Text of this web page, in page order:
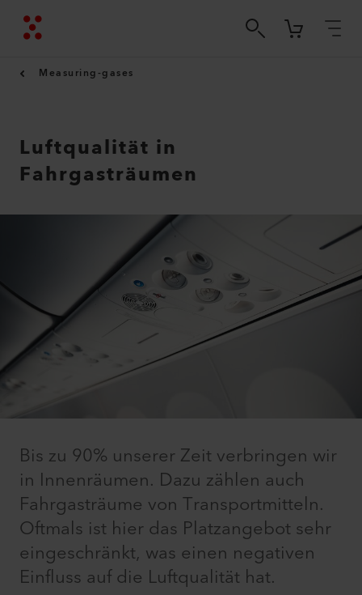
Measuring-gases
Luftqualität in
Fahrgasträumen
Bis zu 90% unserer Zeit verbringen wir
in Innenräumen. Dazu zählen auch
Fahrgasträume von Transportmitteln.
Oftmals ist hier das Platzangebot sehr
eingeschränkt, was einen negativen
Einfluss auf die Luftqualität hat.